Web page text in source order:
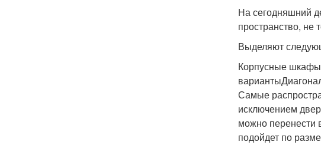
На сегодняшний
пространство, не
Выделяют
Корпусные
Самые
исключением
можно перенести
подойдет по